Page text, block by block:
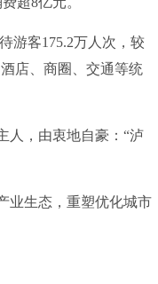
客175.2万人次，较
店、商圈、交通等统
，由衷地自豪：“泸
生态，重塑优化城市